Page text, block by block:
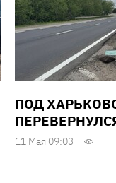
ПОД
11 Мая 09:03